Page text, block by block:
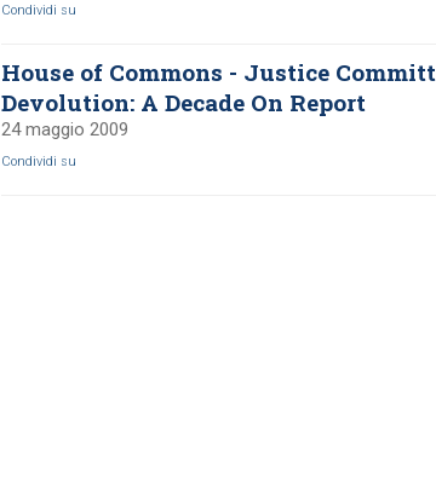
Condividi su
House of Commons - Justice
Devolution: A Decade On Report
24 maggio 2009
Condividi su